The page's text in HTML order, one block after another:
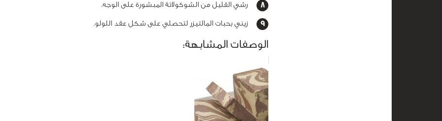
رشي القليل من الشوكولاتة المبشورة على الوجه.
زيني بحبات المالتيزر لتحصلي على شكل عقد اللولو.
الوصفات المشابهة: